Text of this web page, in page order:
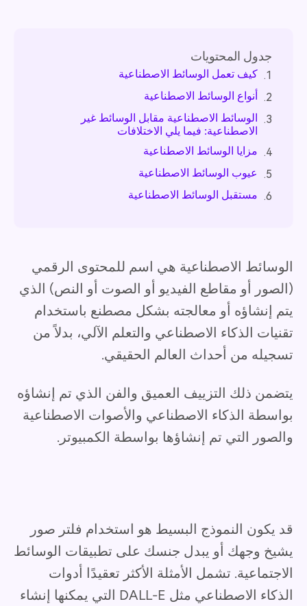
جدول المحتويات
1.
كيف تعمل الوسائط الاصطناعية
2.
أنواع الوسائط الاصطناعية
3.
الوسائط الاصطناعية مقابل الوسائط غير
الاصطناعية: فيما يلي الاختلافات
4.
مزايا الوسائط الاصطناعية
5.
عيوب الوسائط الاصطناعية
6.
مستقبل الوسائط الاصطناعية
الوسائط الاصطناعية هي اسم للمحتوى الرقمي
(الصور أو مقاطع الفيديو أو الصوت أو النص) الذي
يتم إنشاؤه أو معالجته بشكل مصطنع باستخدام
تقنيات الذكاء الاصطناعي والتعلم الآلي، بدلاً من
تسجيله من أحداث العالم الحقيقي.
يتضمن ذلك التزييف العميق والفن الذي تم إنشاؤه
بواسطة الذكاء الاصطناعي والأصوات الاصطناعية
والصور التي تم إنشاؤها بواسطة الكمبيوتر.
قد يكون النموذج البسيط هو استخدام فلتر صور
يشيخ وجهك أو يبدل جنسك على تطبيقات الوسائط
الاجتماعية. تشمل الأمثلة الأكثر تعقيدًا أدوات
الذكاء الاصطناعي مثل DALL-E التي يمكنها إنشاء